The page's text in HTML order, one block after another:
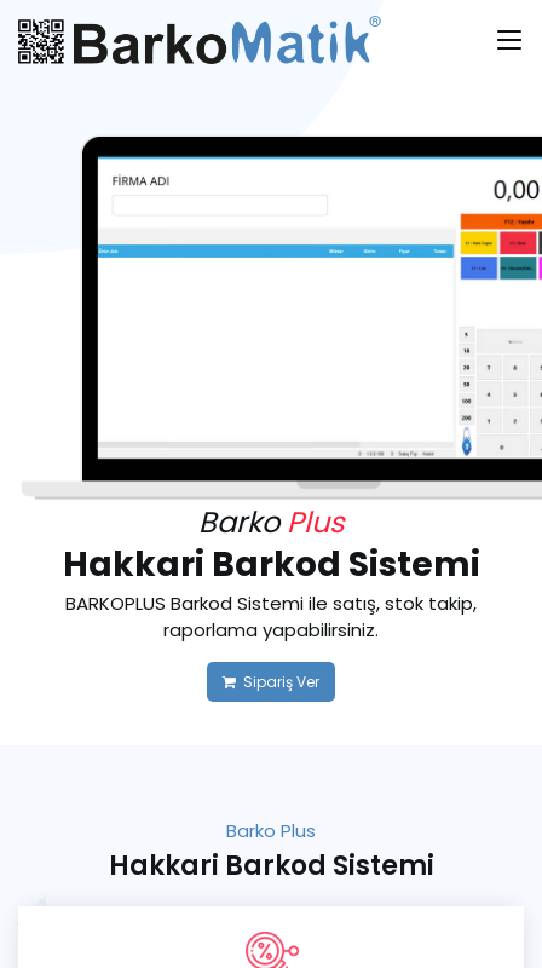
BarkoPlus
Hakkari Barkod Sistemi
BARKOPLUS Barkod Sistemi ile satış, stok takip,
raporlama yapabilirsiniz.
Sipariş Ver
Barko Plus
Hakkari Barkod Sistemi